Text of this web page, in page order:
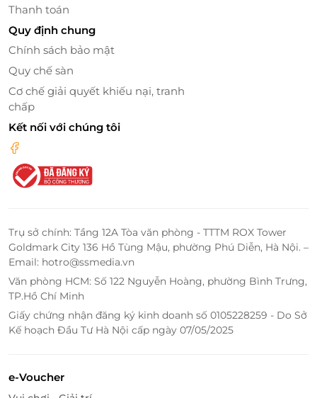
Thanh toán
Quy định chung
Chính sách bảo mật
Quy chế sàn
Cơ chế giải quyết khiếu nại, tranh
chấp
Kết nối với chúng tôi
Trụ sở chính: Tầng 12A Tòa văn phòng - TTTM ROX Tower
Goldmark City 136 Hồ Tùng Mậu, phường Phú Diễn, Hà Nội. –
Email: hotro@ssmedia.vn
Văn phòng HCM: Số 122 Nguyễn Hoàng, phường Bình Trưng,
TP.Hồ Chí Minh
Giấy chứng nhận đăng ký kinh doanh số 0105228259 - Do Sở
Kế hoạch Đầu Tư Hà Nội cấp ngày 07/05/2025
e-Voucher